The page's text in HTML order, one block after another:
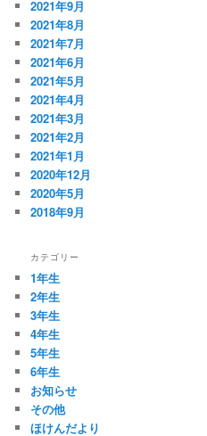
2021年9月
2021年8月
2021年7月
2021年6月
2021年5月
2021年4月
2021年3月
2021年2月
2021年1月
2020年12月
2020年5月
2018年9月
カテゴリー
1年生
2年生
3年生
4年生
5年生
6年生
お知らせ
その他
ほけんだより